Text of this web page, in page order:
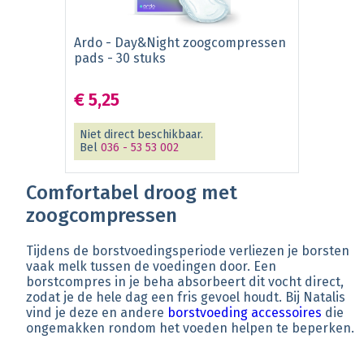
Ardo - Day&Night zoogcompressen
pads - 30 stuks
€ 5,25
Niet direct beschikbaar.
Bel036 - 53 53 002
Comfortabel droog met
zoogcompressen
Tijdens de borstvoedingsperiode verliezen je borsten
vaak melk tussen de voedingen door. Een
borstcompres in je beha absorbeert dit vocht direct,
zodat je de hele dag een fris gevoel houdt. Bij Natalis
vind je deze en andere borstvoeding accessoires die
ongemakken rondom het voeden helpen te beperken.